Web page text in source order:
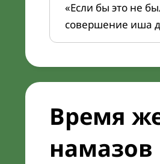
«Если бы это не
совершение иша
Время
намазов